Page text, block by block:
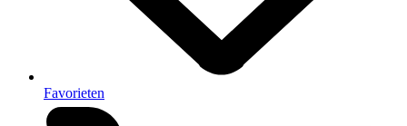
Favorieten